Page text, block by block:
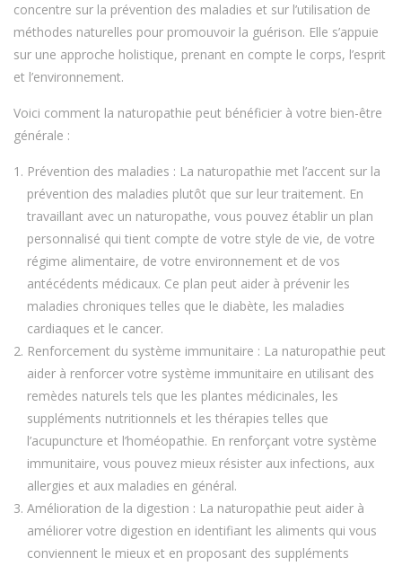
concentre sur la prévention des maladies et sur l’utilisation de
méthodes naturelles pour promouvoir la guérison. Elle s’appuie
sur une approche holistique, prenant en compte le corps, l’esprit
et l’environnement.
Voici comment la naturopathie peut bénéficier à votre bien-être
générale :
Prévention des maladies : La naturopathie met l’accent sur la
prévention des maladies plutôt que sur leur traitement. En
travaillant avec un naturopathe, vous pouvez établir un plan
personnalisé qui tient compte de votre style de vie, de votre
régime alimentaire, de votre environnement et de vos
antécédents médicaux. Ce plan peut aider à prévenir les
maladies chroniques telles que le diabète, les maladies
cardiaques et le cancer.
Renforcement du système immunitaire : La naturopathie peut
aider à renforcer votre système immunitaire en utilisant des
remèdes naturels tels que les plantes médicinales, les
suppléments nutritionnels et les thérapies telles que
l’acupuncture et l’homéopathie. En renforçant votre système
immunitaire, vous pouvez mieux résister aux infections, aux
allergies et aux maladies en général.
Amélioration de la digestion : La naturopathie peut aider à
améliorer votre digestion en identifiant les aliments qui vous
conviennent le mieux et en proposant des suppléments